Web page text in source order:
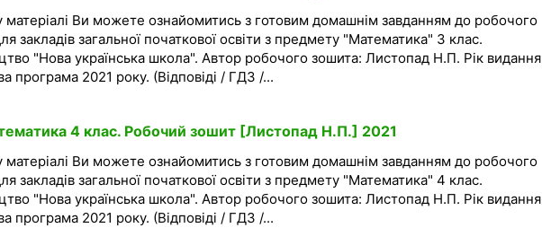
матеріалі Ви можете ознайомитись з готовим домашнім завданням до робочого
закладів загальної початкової освіти з предмету "Математика" 3 клас.
"Нова українська школа". Автор робочого зошита: Листопад Н.П. Рік видання
програма 2021 року. (Відповіді / ГДЗ /...
4 клас. Робочий зошит [Листопад Н.П.] 2021
матеріалі Ви можете ознайомитись з готовим домашнім завданням до робочого
закладів загальної початкової освіти з предмету "Математика" 4 клас.
"Нова українська школа". Автор робочого зошита: Листопад Н.П. Рік видання
програма 2021 року. (Відповіді / ГДЗ /...